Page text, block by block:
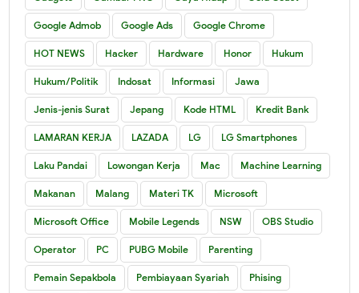
Google Admob Google Ads Google Chrome
HOT NEWS Hacker Hardware Honor Hukum
Hukum/Politik Indosat Informasi Jawa
Jenis-jenis Surat Jepang Kode HTML Kredit Bank
LAMARAN KERJA LAZADA LG LG Smartphones
Laku Pandai Lowongan Kerja Mac Machine Learning
Makanan Malang Materi TK Microsoft
Microsoft Office Mobile Legends NSW OBS Studio
Operator PC PUBG Mobile Parenting
Pemain Sepakbola Pembiayaan Syariah Phising